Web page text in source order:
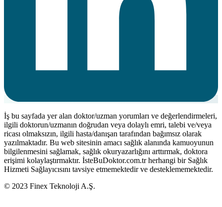
İş bu sayfada yer alan doktor/uzman yorumları ve değerlendirmeleri,
ilgili doktorun/uzmanın doğrudan veya dolaylı emri, talebi ve/veya
ricası olmaksızın, ilgili hasta/danışan tarafından bağımsız olarak
yazılmaktadır. Bu web sitesinin amacı sağlık alanında kamuoyunun
bilgilenmesini sağlamak, sağlık okuryazarlığını arttırmak, doktora
erişimi kolaylaştırmaktır. İsteBuDoktor.com.tr herhangi bir Sağlık
Hizmeti Sağlayıcısını tavsiye etmemektedir ve desteklememektedir.
© 2023 Finex Teknoloji A.Ş.